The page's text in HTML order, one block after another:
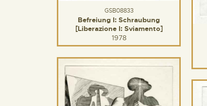
GSB08833
Befreiung I: Schraubung
[Liberazione I: Sviamento]
1978